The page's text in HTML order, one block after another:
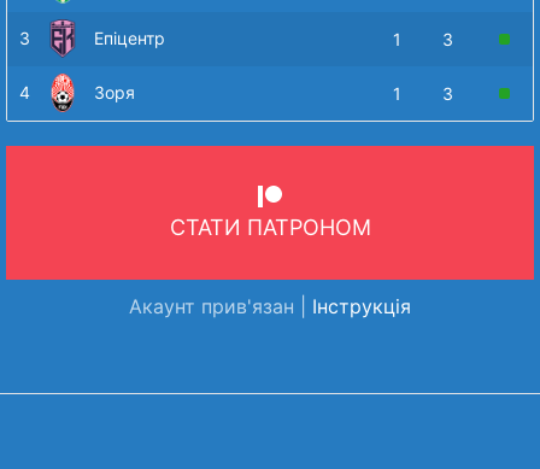
3 Епіцентр 1 3
4 Зоря 1 3
СТАТИ ПАТРОНОМ
Акаунт прив'язан | Інструкція